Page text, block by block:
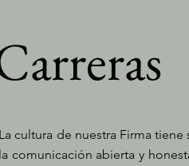
cultura de nuestra Firma
comunicación abierta y